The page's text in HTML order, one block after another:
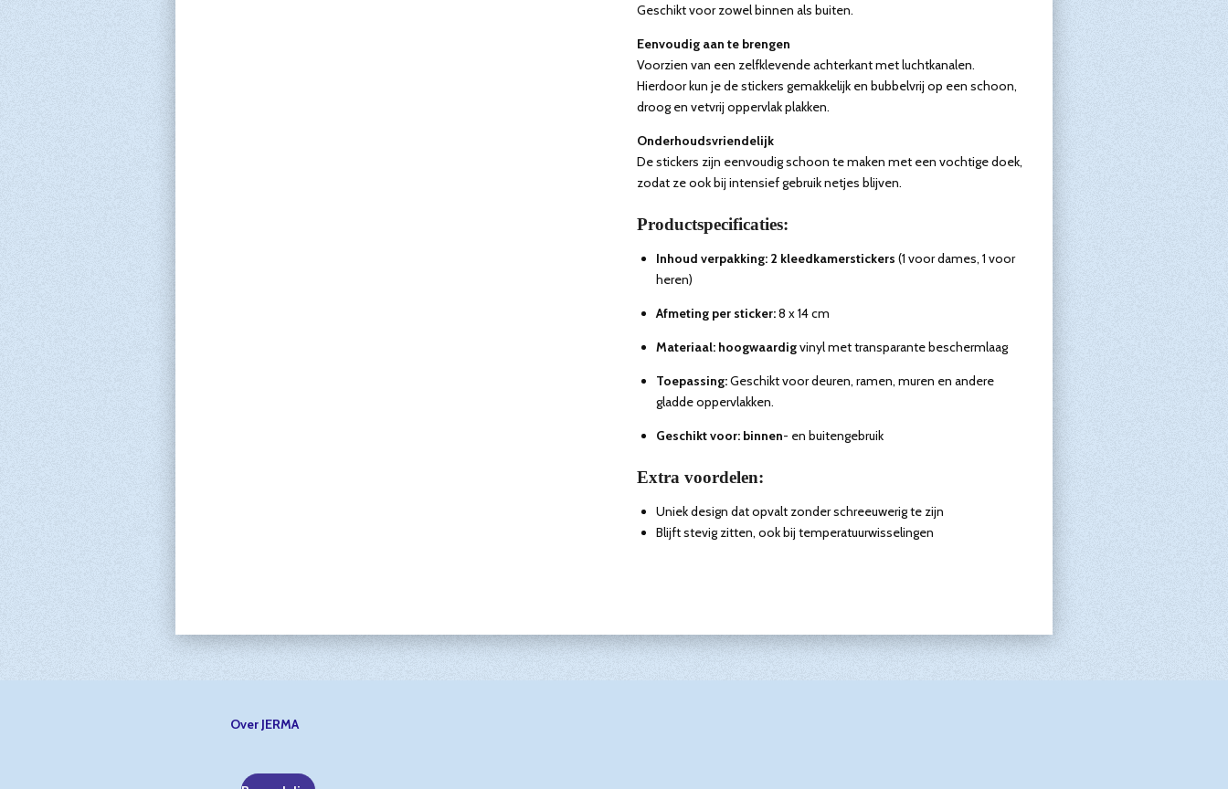
Geschikt voor zowel binnen als buiten.
Eenvoudig aan te brengen
Voorzien van een zelfklevende achterkant met luchtkanalen.
Hierdoor kun je de stickers gemakkelijk en bubbelvrij op een schoon,
droog en vetvrij oppervlak plakken.
Onderhoudsvriendelijk
De stickers zijn eenvoudig schoon te maken met een vochtige doek,
zodat ze ook bij intensief gebruik netjes blijven.
Productspecificaties:
Inhoud verpakking: 2 kleedkamerstickers (1 voor dames, 1 voor
heren)
Afmeting per sticker:8 x 14 cm
Materiaal: hoogwaardigvinyl met transparante beschermlaag
Toepassing:Geschikt voor deuren, ramen, muren en andere
gladde oppervlakken.
Geschikt voor: binnen- en buitengebruik
Extra voordelen:
Uniek design dat opvalt zonder schreeuwerig te zijn
Blijft stevig zitten, ook bij temperatuurwisselingen
Over JERMA